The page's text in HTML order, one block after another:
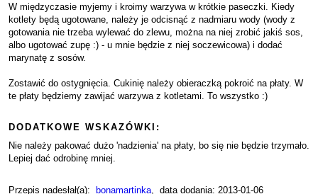
W międzyczasie myjemy i kroimy warzywa w krótkie paseczki. Kiedy
kotlety będą ugotowane, należy je odcisnąć z nadmiaru wody (wody z
gotowania nie trzeba wylewać do zlewu, można na niej zrobić jakiś sos,
albo ugotować zupę :) - u mnie będzie z niej soczewicowa) i dodać
marynatę z sosów.
Zostawić do ostygnięcia. Cukinię należy obieraczką pokroić na płaty. W
te płaty będziemy zawijać warzywa z kotletami. To wszystko :)
DODATKOWE WSKAZÓWKI:
Nie należy pakować dużo 'nadzienia' na płaty, bo się nie będzie trzymało.
Lepiej dać odrobinę mniej.
Przepis nadesłał(a): bonamartinka, data dodania: 2013-01-06